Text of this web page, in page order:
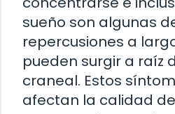
sueño son algunas
repercusiones a
pueden surgir a raíz
craneal. Estos
afectan la calidad